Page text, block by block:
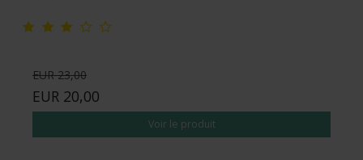
EUR 23,00
EUR 20,00
Voir le produit